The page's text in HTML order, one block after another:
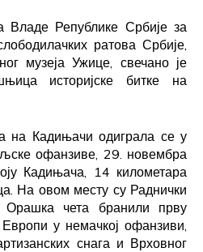
Владе Републике Србије за
ратова Србије,
музеја Ужице, свечано је
историјске битке на
на Кадињачи одиграла се у
офанзиве, 29. новембра
Кадињача, 14 километара
На овом месту су Раднички
чета бранили прву
у немачкој офанзиви,
снага и Врховног